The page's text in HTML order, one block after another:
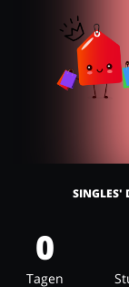
Mode &
Top100
SINGLES'
0
Tagen